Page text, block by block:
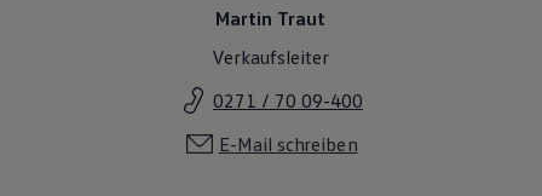
Martin Traut
Verkaufsleiter
0271 / 70 09-400
E-Mail schreiben